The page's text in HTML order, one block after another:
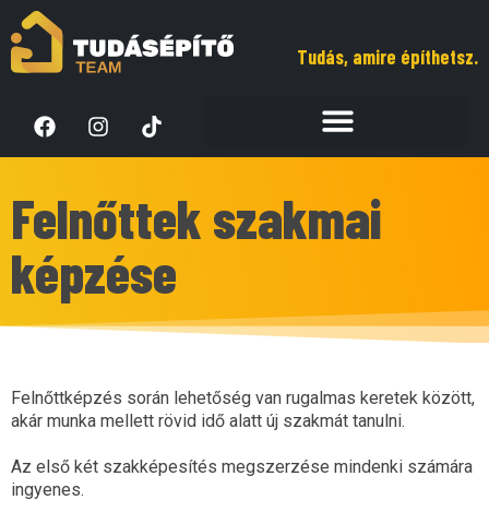
Tudás, amire építhetsz.
Felnőttek szakmai
képzése
Felnőttképzés során lehetőség van rugalmas keretek között,
akár munka mellett rövid idő alatt új szakmát tanulni.
Az első két szakképesítés megszerzése mindenki számára
ingyenes.